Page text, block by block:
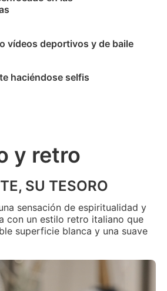
vídeos deportivos y de baile
haciéndose selfis
y retro
SU TESORO
sensación de espiritualidad y
con un estilo retro italiano que
superficie blanca y una suave